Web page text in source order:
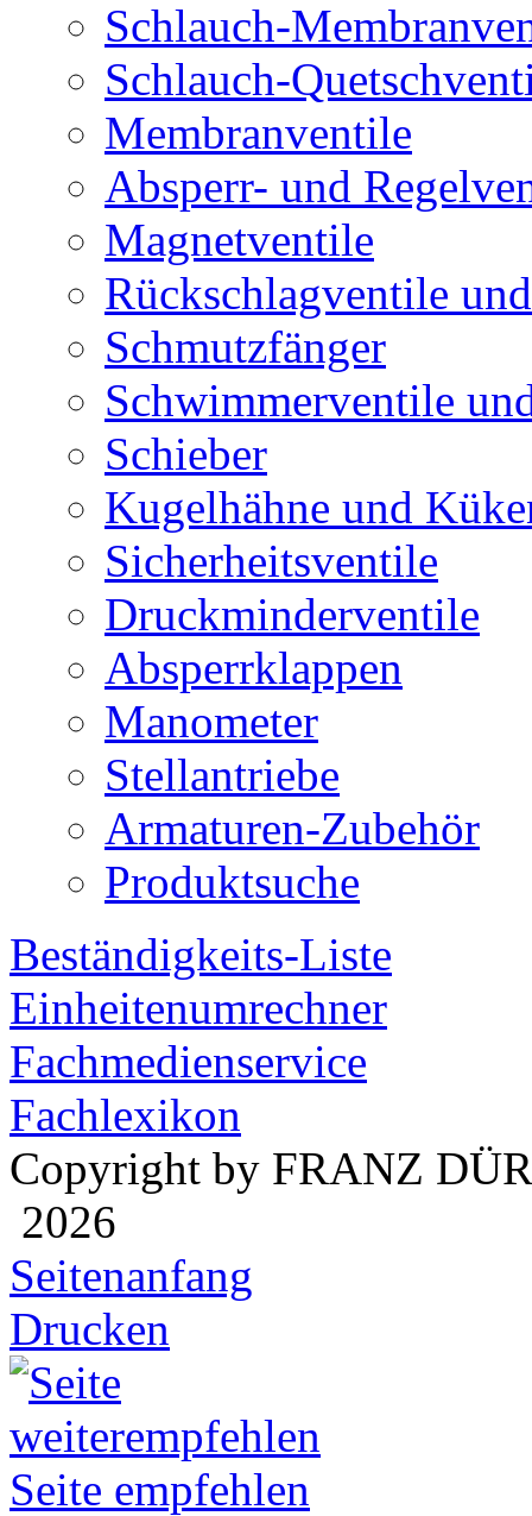
Schlauch-
Schlauch-
Membranventile
Absperr- und
Magnetventile
Rückschlagventile
Schmutzfänger
Schwimmerventile
Schieber
Kugelhähne und
Sicherheitsventile
Druckminderventile
Absperrklappen
Manometer
Stellantriebe
Armaturen-Zubehör
Produktsuche
Beständigkeits-Liste
Einheitenumrechner
Fachmedienservice
Fachlexikon
Copyright by FRANZ
2026
Seitenanfang
Drucken
Seite empfehlen